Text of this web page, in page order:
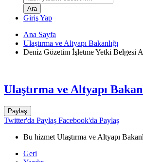
Giriş Yap
Ana Sayfa
Ulaştırma ve Altyapı Bakanlığı
Deniz Gözetim İşletme Yetki Belgesi
Ulaştırma ve Altyapı
Paylaş
Twitter'da Paylaş Facebook'da Paylaş
Bu hizmet Ulaştırma ve Altyapı
Geri